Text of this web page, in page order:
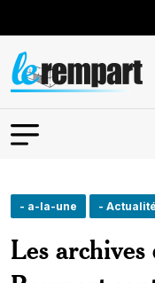
- a-la-une -
Les